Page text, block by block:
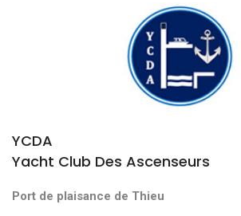
YCDA
Yacht Club Des Ascenseurs
Port de plaisance de Thieu